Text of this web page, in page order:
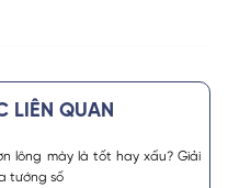
LIÊN QUAN
lông mày là tốt hay xấu? Giải
tướng số